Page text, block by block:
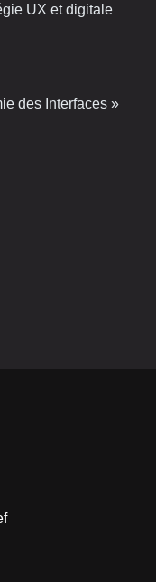
UX et digitale
des Interfaces »